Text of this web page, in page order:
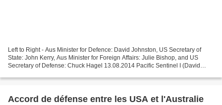
Left to Right - Aus Minister for Defence: David Johnston, US Secretary of
State: John Kerry, Aus Minister for Foreign Affairs: Julie Bishop, and US
Secretary of Defense: Chuck Hagel 13.08.2014 Pacific Sentinel I (David
Accord de défense entre les USA et l'Australie